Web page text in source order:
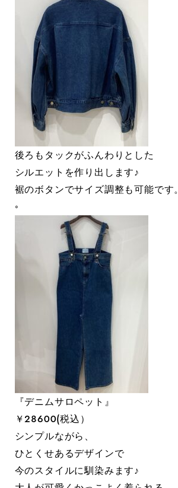
後ろもタックがふんわりとした
シルエットを作り出します♪
裾のボタンでサイズ調整も可能です。
◦
『デニムサロペット』
￥２８６００(税込）
シンプルながら、
ひとくせあるデザインで
今のスタイルに馴染みます♪